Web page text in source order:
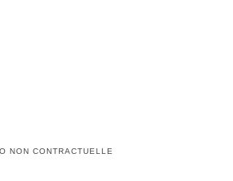
CONTRACTUELLE